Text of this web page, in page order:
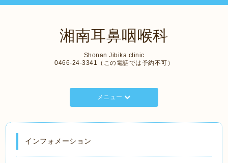
湘南耳鼻咽喉科
Shonan Jibika clinic
0466-24-3341（この電話では予約不可）
メニュー
インフォメーション